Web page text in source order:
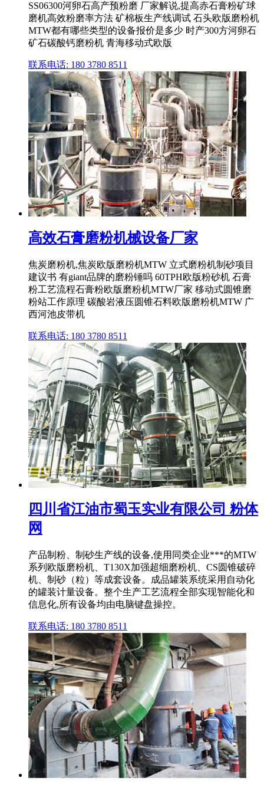
SS06300河卵石高产预粉磨 厂家解说,提高赤石膏粉矿球
磨机高效粉磨率方法 矿棉板生产线调试 石头欧版磨粉机
MTW都有哪些类型的设备报价是多少 时产300方河卵石
矿石碳酸钙磨粉机 青海移动式欧版
联系电话: 180 3780 8511
高效石膏磨粉机械设备厂家
焦炭磨粉机,焦炭欧版磨粉机MTW 立式磨粉机制砂项目
建议书 有giant品牌的磨粉锤吗 60TPH欧版粉砂机 石膏
粉工艺流程石膏粉欧版磨粉机MTW厂家 移动式圆锥磨
粉站工作原理 碳酸岩液压圆锥石料欧版磨粉机MTW 广
西河池皮带机
联系电话: 180 3780 8511
四川省江油市蜀玉实业有限公司 粉体
网
产品制粉、制砂生产线的设备,使用同类企业***的MTW
系列欧版磨粉机、T130X加强超细磨粉机、CS圆锥破碎
机、制砂（粒）等成套设备。成品罐装系统采用自动化
的罐装计量设备。整个生产工艺流程全部实现智能化和
信息化,所有设备均由电脑键盘操控。
联系电话: 180 3780 8511